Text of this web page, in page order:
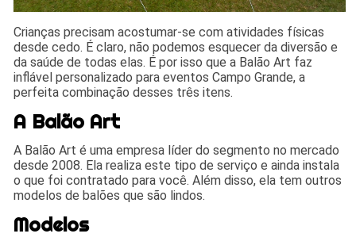
Crianças precisam acostumar-se com atividades físicas
desde cedo. É claro, não podemos esquecer da diversão e
da saúde de todas elas. É por isso que a Balão Art faz
inflável personalizado para eventos Campo Grande, a
perfeita combinação desses três itens.
A Balão Art
A Balão Art é uma empresa líder do segmento no mercado
desde 2008. Ela realiza este tipo de serviço e ainda instala
o que foi contratado para você. Além disso, ela tem outros
modelos de balões que são lindos.
Modelos